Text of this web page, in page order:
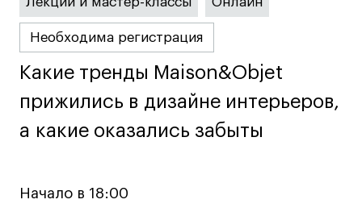
Карьера
Центр карьеры
Живые проекты
Конкурсы
Необходима регистрация
Какие тренды Maison&Objet
прижились в дизайне интерьеров,
а какие оказались забыты
Какие тренды Maison&Objet
прижились в дизайне интерьеров,
а какие оказались забыты
Начало в 18:00